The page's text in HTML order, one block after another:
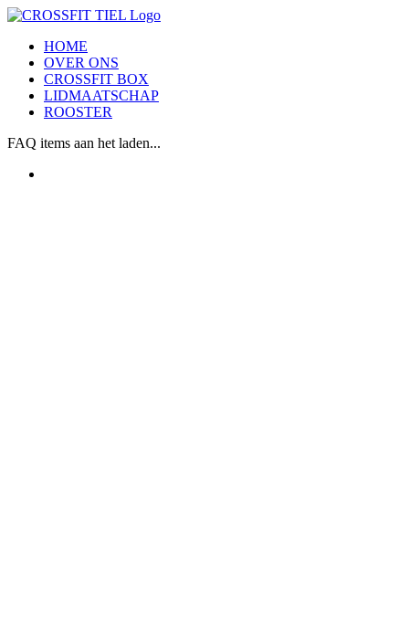
Ga
inhoudHOME
OVER ONS
CROSSFIT BOX
LIDMAATSCHAP
ROOSTER
FAQ items aan het laden...